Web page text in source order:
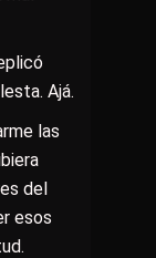
Ajá.
las
del
esos